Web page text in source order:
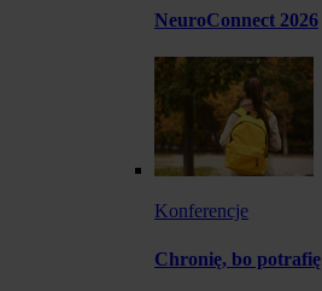
NeuroConnect 2026
Konferencje
Chronię, bo potrafię